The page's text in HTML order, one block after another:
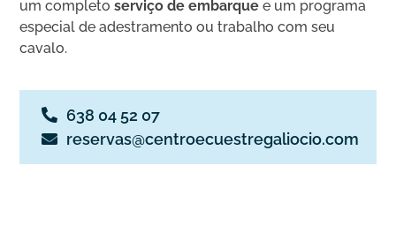
um completoserviço de embarque e um programa
especial de adestramento ou trabalho com seu
cavalo.
638 04 52 07
reservas@centroecuestregaliocio.com